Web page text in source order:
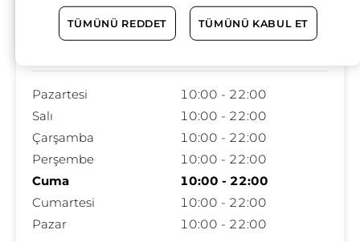
Çalışma Saatleri
Pazartesi
10:00 - 22:00
Salı
10:00 - 22:00
Çarşamba
10:00 - 22:00
Perşembe
10:00 - 22:00
Cuma
10:00 - 22:00
Cumartesi
10:00 - 22:00
Pazar
10:00 - 22:00
TÜMÜNÜ REDDET TÜMÜNÜ KABUL ET